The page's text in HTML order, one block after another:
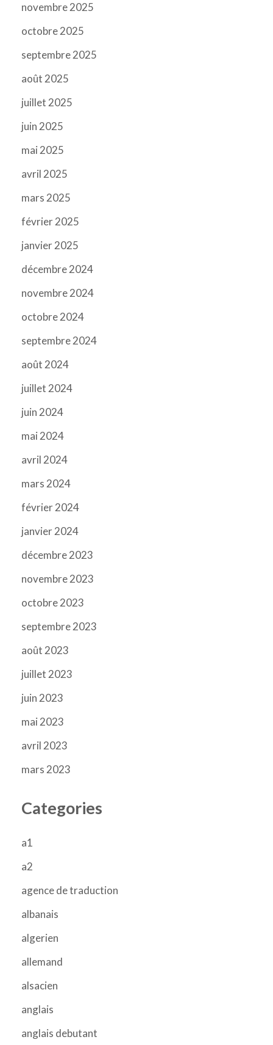
novembre 2025
octobre 2025
septembre 2025
août 2025
juillet 2025
juin 2025
mai 2025
avril 2025
mars 2025
février 2025
janvier 2025
décembre 2024
novembre 2024
octobre 2024
septembre 2024
août 2024
juillet 2024
juin 2024
mai 2024
avril 2024
mars 2024
février 2024
janvier 2024
décembre 2023
novembre 2023
octobre 2023
septembre 2023
août 2023
juillet 2023
juin 2023
mai 2023
avril 2023
mars 2023
Categories
a1
a2
agence de traduction
albanais
algerien
allemand
alsacien
anglais
anglais debutant